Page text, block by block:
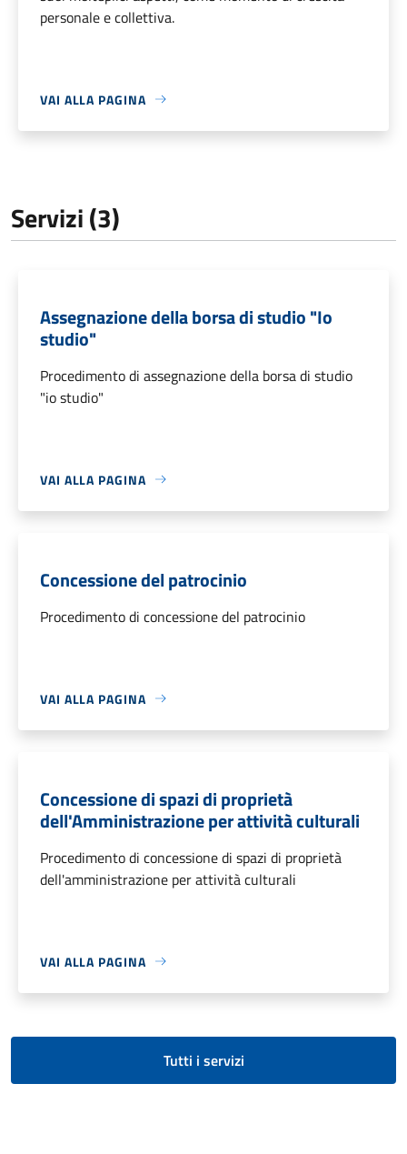
personale e collettiva.
VAI ALLA PAGINA
Servizi (3)
Assegnazione della borsa di studio "Io
studio"
Procedimento di assegnazione della borsa di studio
"io studio"
VAI ALLA PAGINA
Concessione del patrocinio
Procedimento di concessione del patrocinio
VAI ALLA PAGINA
Concessione di spazi di proprietà
dell'Amministrazione per attività culturali
Procedimento di concessione di spazi di proprietà
dell'amministrazione per attività culturali
VAI ALLA PAGINA
Tutti i servizi